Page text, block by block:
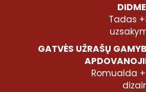
Tadas
GATVĖS UŽRAŠŲ
Romualda